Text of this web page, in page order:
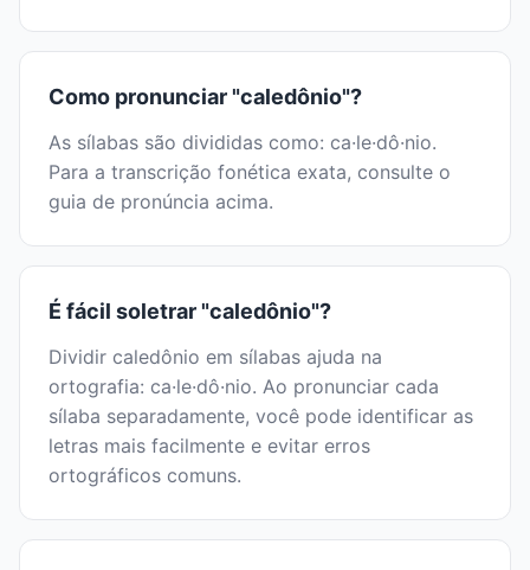
Como pronunciar "caledônio"?
As sílabas são divididas como: ca·le·dô·nio.
Para a transcrição fonética exata, consulte o
guia de pronúncia acima.
É fácil soletrar "caledônio"?
Dividir caledônio em sílabas ajuda na
ortografia: ca·le·dô·nio. Ao pronunciar cada
sílaba separadamente, você pode identificar as
letras mais facilmente e evitar erros
ortográficos comuns.